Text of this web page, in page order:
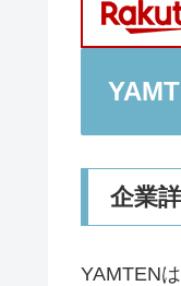
企業
YAMTEN